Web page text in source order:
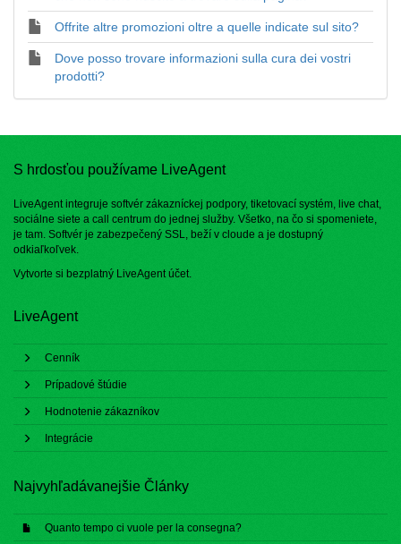
Offrite altre promozioni oltre a quelle indicate sul sito?
Dove posso trovare informazioni sulla cura dei vostri
prodotti?
S hrdosťou používame LiveAgent
LiveAgent integruje softvér zákazníckej podpory, tiketovací systém, live chat,
sociálne siete a call centrum do jednej služby. Všetko, na čo si spomeniete,
je tam. Softvér je zabezpečený SSL, beží v cloude a je dostupný
odkiaľkoľvek.
Vytvorte si bezplatný LiveAgent účet.
LiveAgent
Cenník
Prípadové štúdie
Hodnotenie zákazníkov
Integrácie
Najvyhľadávanejšie Články
Quanto tempo ci vuole per la consegna?